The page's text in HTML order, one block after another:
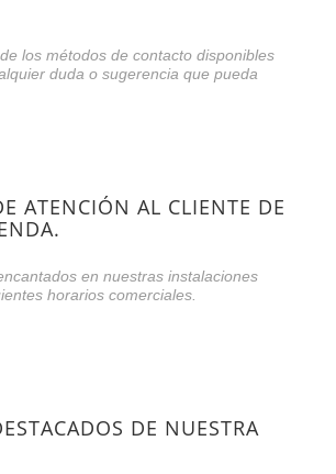
los métodos de contacto disponibles
duda o sugerencia que pueda
ATENCIÓN AL CLIENTE DE
en nuestras instalaciones
horarios comerciales.
DE NUESTRA